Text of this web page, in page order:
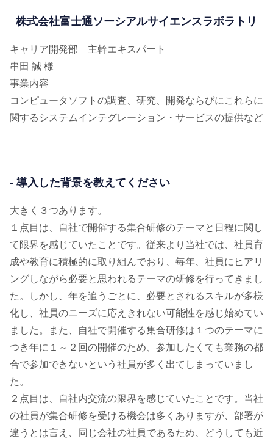
株式会社富士通ソーシアルサイエンスラボラトリ
キャリア開発部 主幹エキスパート
串田 誠 様
事業内容
コンピュータソフトの調査、研究、開発ならびにこれらに
関するシステムインテグレーション・サービスの提供など
- 導入した背景を教えてください
大きく３つあります。
１点目は、自社で開催する集合研修のテーマと日程に関し
て限界を感じていたことです。従来より当社では、社員育
成や教育に積極的に取り組んでおり、毎年、社員にヒアリ
ングしながら必要と思われるテーマの研修を行ってきまし
た。しかし、年を追うごとに、必要とされるスキルが多様
化し、社員のニーズに応えきれない可能性を感じ始めてい
ました。また、自社で開催する集合研修は１つのテーマに
つき年に１～２回の開催のため、参加したくても業務の都
合で参加できないという社員が多く出てしまっていまし
た。
２点目は、自社内交流の限界を感じていたことです。当社
の社員が集合研修を受ける機会は多くありますが、部署が
違うとは言え、同じ会社の社員であるため、どうしても近